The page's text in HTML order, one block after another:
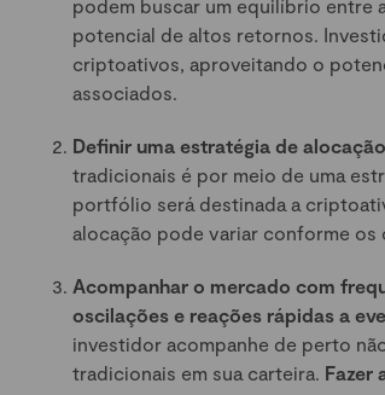
podem buscar um equilíbrio entre
potencial de altos retornos.
criptoativos, aproveitando o
associados.
Definir uma estratégia de
tradicionais é por meio de uma
portfólio será destinada a
alocação pode variar conforme
Acompanhar o mercado com
oscilações e reações rápidas a
investidor acompanhe de perto
tradicionais em sua carteira. Fazer